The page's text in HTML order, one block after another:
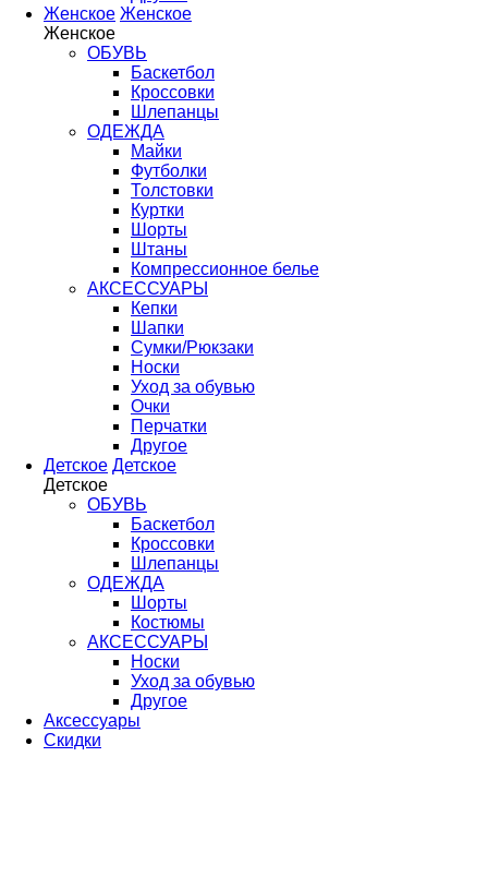
Женское Женское
Женское
ОБУВЬ
Баскетбол
Кроссовки
Шлепанцы
ОДЕЖДА
Майки
Футболки
Толстовки
Куртки
Шорты
Штаны
Компрессионное белье
АКСЕССУАРЫ
Кепки
Шапки
Сумки/Рюкзаки
Носки
Уход за обувью
Очки
Перчатки
Другое
Детское Детское
Детское
ОБУВЬ
Баскетбол
Кроссовки
Шлепанцы
ОДЕЖДА
Шорты
Костюмы
АКСЕССУАРЫ
Носки
Уход за обувью
Другое
Аксессуары
Скидки